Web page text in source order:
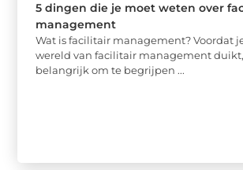
5 dingen die je moet weten over
management
Wat is facilitair management? Voordat
wereld van facilitair management
belangrijk om te begrijpen ...